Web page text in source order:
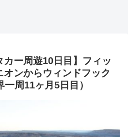
カー周遊10日目】フィッ
オンからウィンドフック
周11ヶ月5日目）